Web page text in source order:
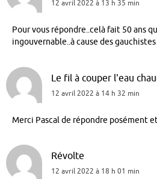
12 avril 2022 à 13 h 35 min
Pour vous répondre..celà fait 50 ans
ingouvernable..à cause des
Le fil à couper l'eau
12 avril 2022 à 14 h 32 min
Merci Pascal de répondre posément
Révolte
12 avril 2022 à 18 h 01 min